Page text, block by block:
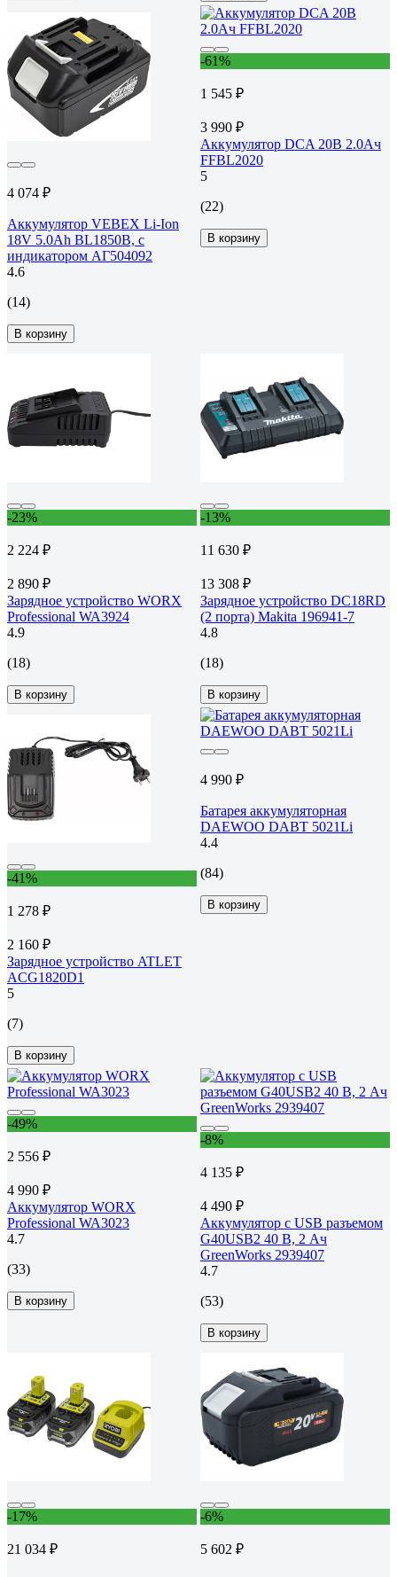
4 074 ₽
Аккумулятор VEBEX Li-Ion
18V 5.0Ah BL1850B, с
индикатором АГ504092
4.6
(14)
В корзину
-61%
1 545 ₽
3 990 ₽
Аккумулятор DCA 20В 2.0Ач
FFBL2020
5
(22)
В корзину
-23%
2 224 ₽
2 890 ₽
Зарядное устройство WORX
Professional WA3924
4.9
(18)
В корзину
-13%
11 630 ₽
13 308 ₽
Зарядное устройство DC18RD
(2 порта) Makita 196941-7
4.8
(18)
В корзину
-41%
1 278 ₽
2 160 ₽
Зарядное устройство ATLET
ACG1820D1
5
(7)
В корзину
4 990 ₽
Батарея аккумуляторная
DAEWOO DABT 5021Li
4.4
(84)
В корзину
-49%
2 556 ₽
4 990 ₽
Аккумулятор WORX
Professional WA3023
4.7
(33)
В корзину
-8%
4 135 ₽
4 490 ₽
Аккумулятор с USB разъемом
G40USB2 40 В, 2 Ач
GreenWorks 2939407
4.7
(53)
В корзину
-17%
21 034 ₽
-6%
5 602 ₽